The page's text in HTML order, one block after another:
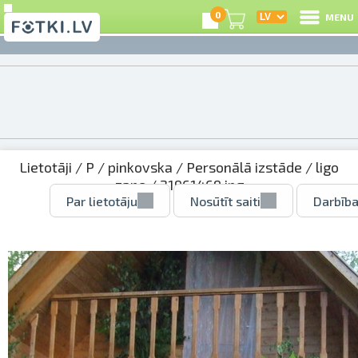
0 MENU
Lietotāji / P / pinkovska / Personālā izstāde / ligo
zane/ 21961469.jpg
Par lietotāju Nosūtīt saiti